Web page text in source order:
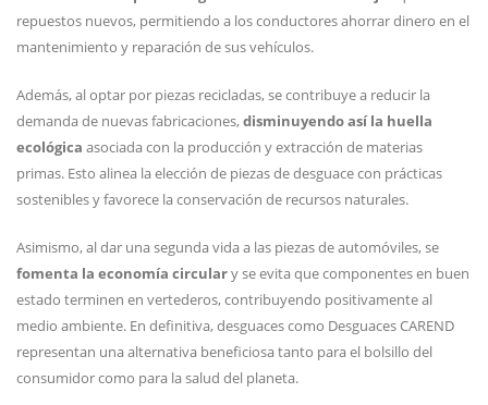
repuestos nuevos, permitiendo a los conductores ahorrar dinero en el
mantenimiento y reparación de sus vehículos.
Además, al optar por piezas recicladas, se contribuye a reducir la
demanda de nuevas fabricaciones,disminuyendo así la huella
ecológica asociada con la producción y extracción de materias
primas. Esto alinea la elección de piezas de desguace con prácticas
sostenibles y favorece la conservación de recursos naturales.
Asimismo, al dar una segunda vida a las piezas de automóviles, se
fomenta la economía circulary se evita que componentes en buen
estado terminen en vertederos, contribuyendo positivamente al
medio ambiente. En definitiva, desguaces como Desguaces CAREND
representan una alternativa beneficiosa tanto para el bolsillo del
consumidor como para la salud del planeta.